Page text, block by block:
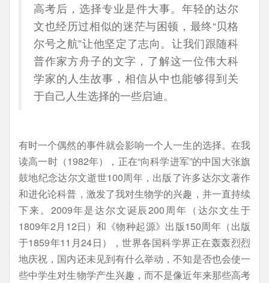
高考后，选择专业是件大事。年轻的达尔
文也经历过相似的迷茫与困顿，最终“贝格
尔号之航”让他坚定了志向。让我们跟随科
普作家方舟子的文字，了解这一位伟大科
学家的人生故事，相信从中也能够得到关
于自己人生选择的一些启迪。
有时一个偶然的事件就会影响一个人一生的选择。在我
读高一时（1982年），正在“向科学进军”的中国大张旗
鼓地纪念达尔文逝世100周年，出版了许多达尔文著作
和进化论科普，激发了我对生物学的兴趣，并一直持续
下来。2009年是达尔文诞辰200周年（达尔文生于
1809年2月12日）和《物种起源》出版150周年（出版
于1859年11月24日），世界各国科学界正在轰轰烈烈
地庆祝，国内还未见到有什么举动，不知是否也会使一
些中学生对生物学产生兴趣，而不是像近年来那些高考